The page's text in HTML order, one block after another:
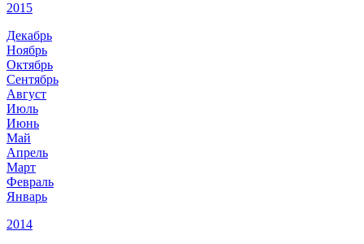
2015
Декабрь
Ноябрь
Октябрь
Сентябрь
Август
Июль
Июнь
Май
Апрель
Март
Февраль
Январь
2014